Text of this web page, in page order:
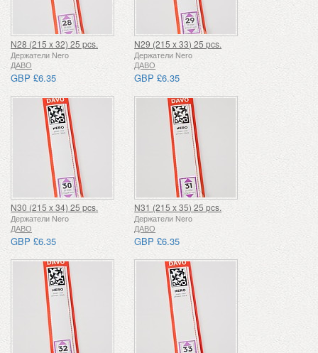
N28 (215 x 32) 25 pcs.
Держатели Nero
ДАВО
GBP £6.35
N29 (215 x 33) 25 pcs.
Держатели Nero
ДАВО
GBP £6.35
N30 (215 x 34) 25 pcs.
Держатели Nero
ДАВО
GBP £6.35
N31 (215 x 35) 25 pcs.
Держатели Nero
ДАВО
GBP £6.35